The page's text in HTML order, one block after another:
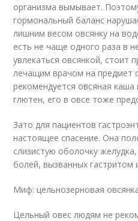
организма вымывает.
гормональный баланс
лишним весом овсянку на
есть не чаще одного раза в
увлекаться овсянкой, стоит
лечащим врачом на предмет
рекомендуется овсяная каша
глютен, его в овсе тоже
Зато для пациентов
настоящее спасение. Она
слизистую оболочку
болей, вызванных гастритом
Миф: цельнозерновая
Цельный овес людям не